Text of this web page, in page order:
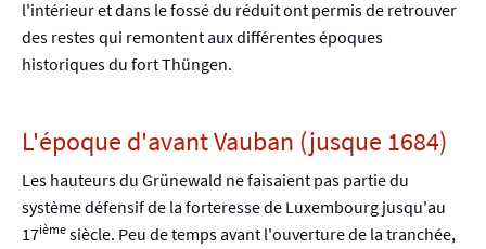
l'intérieur et dans le fossé du réduit ont permis de retrouver
des restes qui remontent aux différentes époques
historiques du fort Thüngen.
L'époque d'avant Vauban (jusque 1684)
Les hauteurs du Grünewald ne faisaient pas partie du
système défensif de la forteresse de Luxembourg jusqu'au
17ième siècle. Peu de temps avant l'ouverture de la tranchée,